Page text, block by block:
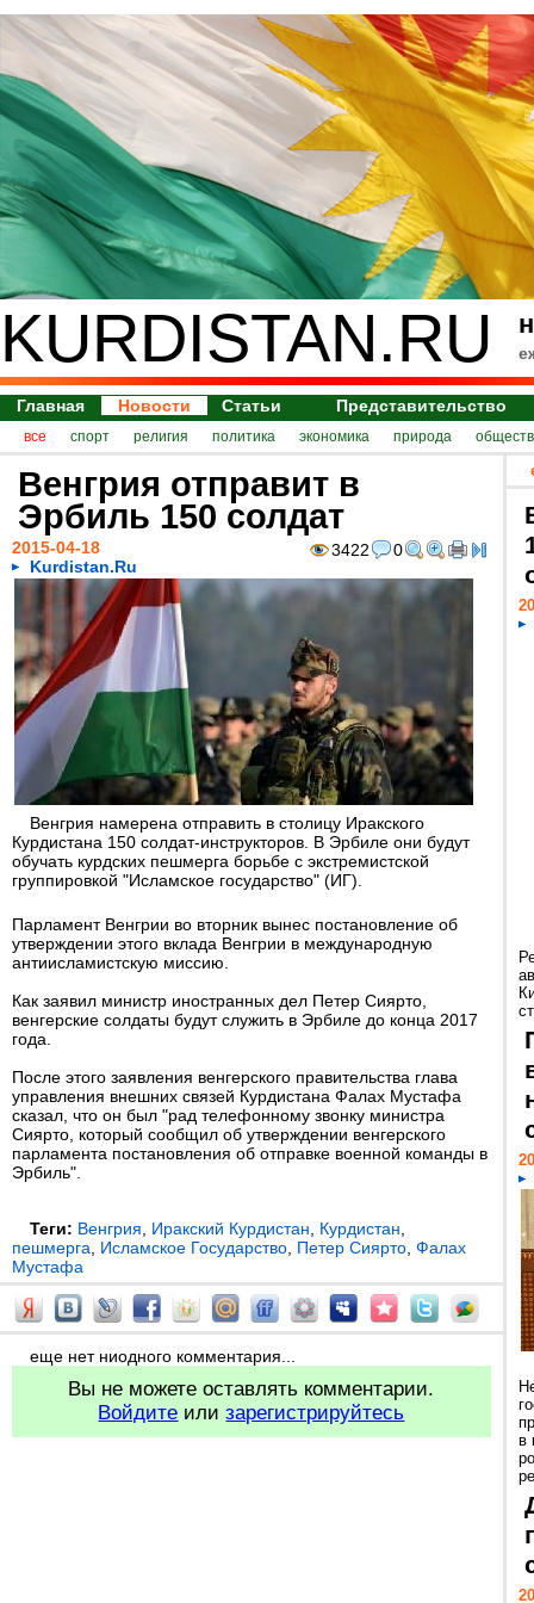
KURDISTAN.RU
Главная Новости Статьи Представительство
все спорт религия политика экономика природа
Венгрия отправит в
Эрбиль 150 солдат
3422 0
2015-04-18
Kurdistan.Ru
Венгрия намерена отправить в столицу Иракского
Курдистана 150 солдат-инструкторов. В Эрбиле они будут
обучать курдских пешмерга борьбе с экстремистской
группировкой "Исламское государство" (ИГ).
Парламент Венгрии во вторник вынес постановление об
утверждении этого вклада Венгрии в международную
антиисламистскую миссию.
Как заявил министр иностранных дел Петер Сиярто,
венгерские солдаты будут служить в Эрбиле до конца 2017
года.
После этого заявления венгерского правительства глава
управления внешних связей Курдистана Фалах Мустафа
сказал, что он был "рад телефонному звонку министра
Сиярто, который сообщил об утверждении венгерского
парламента постановления об отправке военной команды в
Эрбиль".
Теги: Венгрия Иракский Курдистан Курдистан
пешмерга
Исламское Государство Петер Сиярто Фалах
Мустафа
еще нет ниодного комментария...
Вы не можете оставлять комментарии.
Войдите илизарегистрируйтесь
в